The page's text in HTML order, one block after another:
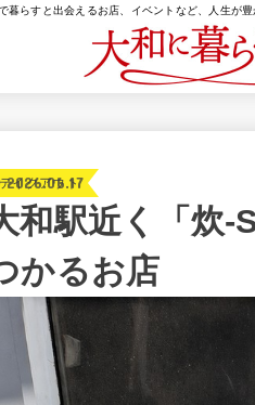
暮らすと出会えるお店、イベントなど、人生が
イクアウト
2026.06.17
和駅近く「炊-
かるお店